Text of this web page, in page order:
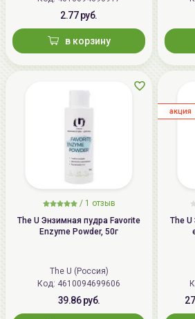
2.77 руб.
в корзину
/ 1 отзыв
The U Энзимная пудра Favorite
Enzyme Powder, 50г
The U (Россия)
Код: 4610094699606
39.86 руб.
The
aкция